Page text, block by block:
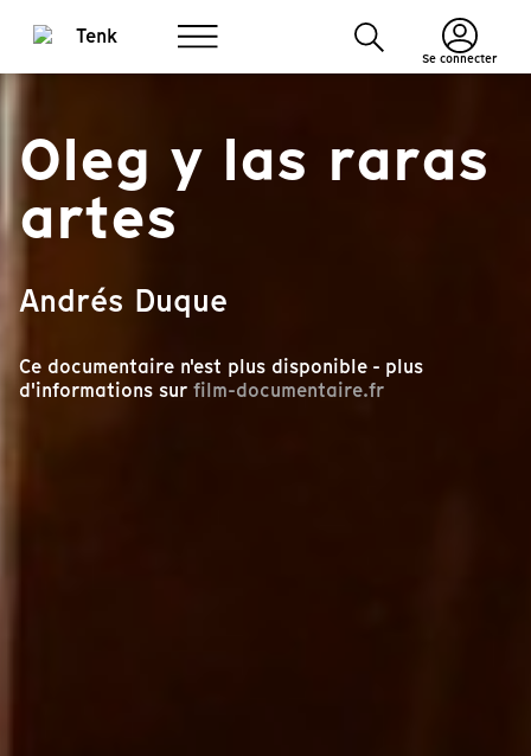
Se connecter
Oleg y las raras
artes
Andrés Duque
Ce documentaire n'est plus disponible - plus
d'informations sur film-documentaire.fr